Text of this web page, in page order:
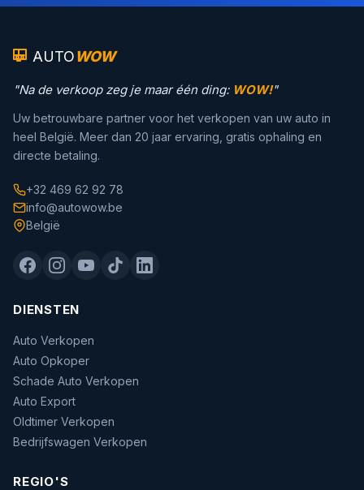
AUTOWOW
"Na de verkoop zeg je maar één ding: WOW!"
Uw betrouwbare partner voor het verkopen van uw auto in
heel België. Meer dan 20 jaar ervaring, gratis ophaling en
directe betaling.
+32 469 62 92 78
info@autowow.be
België
DIENSTEN
Auto Verkopen
Auto Opkoper
Schade Auto Verkopen
Auto Export
Oldtimer Verkopen
Bedrijfswagen Verkopen
REGIO'S